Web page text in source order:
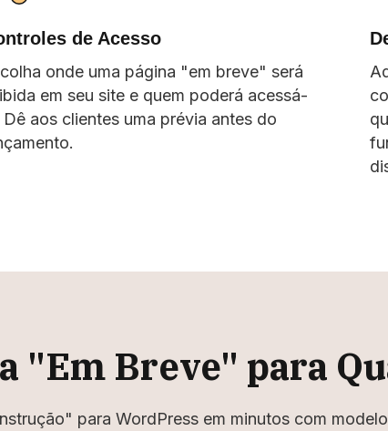
de Acesso
onde uma página "em breve" será
em seu site e quem poderá acessá-
Dê aos clientes uma prévia antes do
"Em Breve" para
para WordPress em minutos com